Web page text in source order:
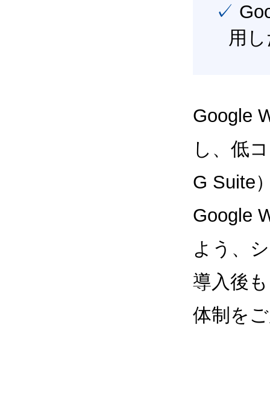
✓ Google Workspace（旧G Suite） を最大限に活
用
Google
し、低
G Suite
Google
よう、
導入後
体制を